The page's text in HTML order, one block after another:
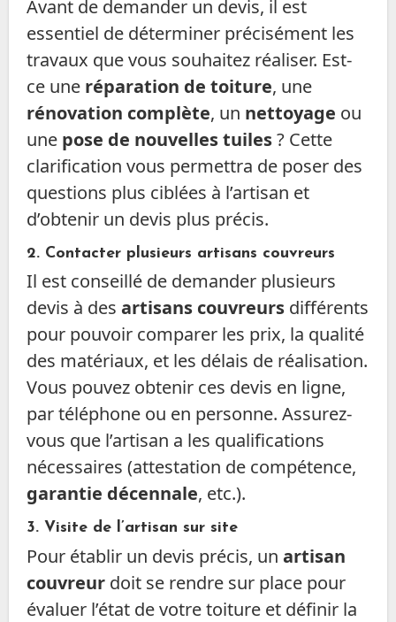
Avant de demander un devis, il est
essentiel de déterminer précisément les
travaux que vous souhaitez réaliser. Est-
ce une réparation de toiture, une
rénovation complète, un nettoyage ou
une pose de nouvelles tuiles? Cette
clarification vous permettra de poser des
questions plus ciblées à l’artisan et
d’obtenir un devis plus précis.
2. Contacter plusieurs artisans couvreurs
Il est conseillé de demander plusieurs
devis à des artisans couvreursdifférents
pour pouvoir comparer les prix, la qualité
des matériaux, et les délais de réalisation.
Vous pouvez obtenir ces devis en ligne,
par téléphone ou en personne. Assurez-
vous que l’artisan a les qualifications
nécessaires (attestation de compétence,
garantie décennale, etc.).
3. Visite de l’artisan sur site
Pour établir un devis précis, un artisan
couvreurdoit se rendre sur place pour
évaluer l’état de votre toiture et définir la